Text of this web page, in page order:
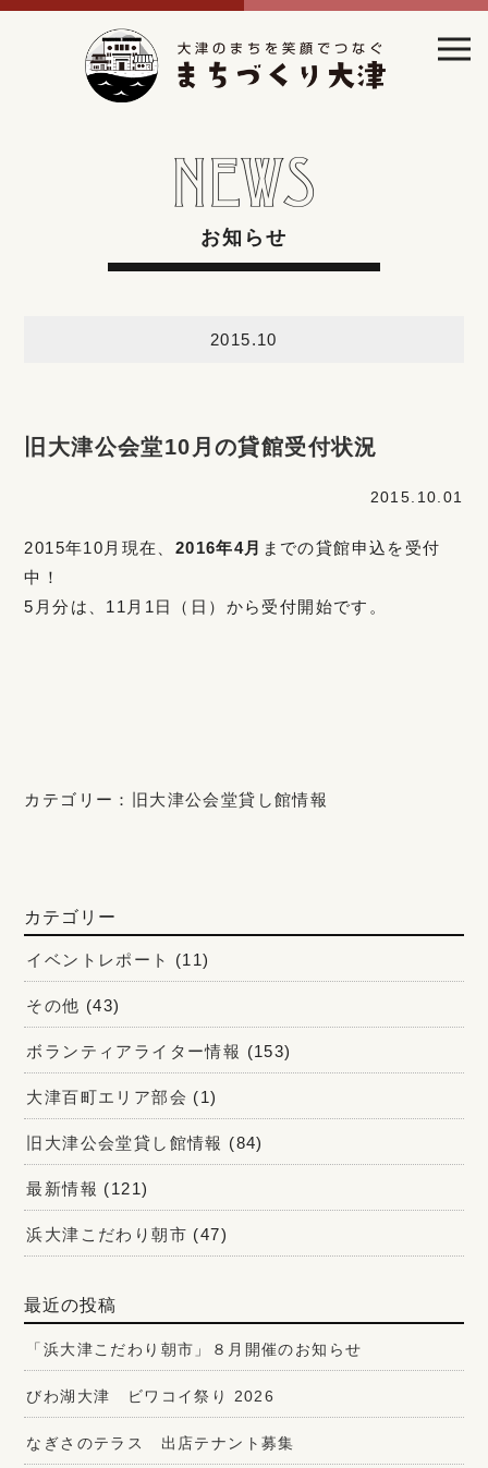
お知らせ
2015.10
旧大津公会堂10月の貸館受付状況
2015.10.01
2015年10月現在、 2016年4月 までの貸館申込を受付
中！
5月分は、11月1日（日）から受付開始です。
カテゴリー： 旧大津公会堂貸し館情報
カテゴリー
イベントレポート (11)
その他 (43)
ボランティアライター情報 (153)
大津百町エリア部会 (1)
旧大津公会堂貸し館情報 (84)
最新情報 (121)
浜大津こだわり朝市 (47)
最近の投稿
「浜大津こだわり朝市」８月開催のお知らせ
びわ湖大津 ビワコイ祭り 2026
なぎさのテラス 出店テナント募集